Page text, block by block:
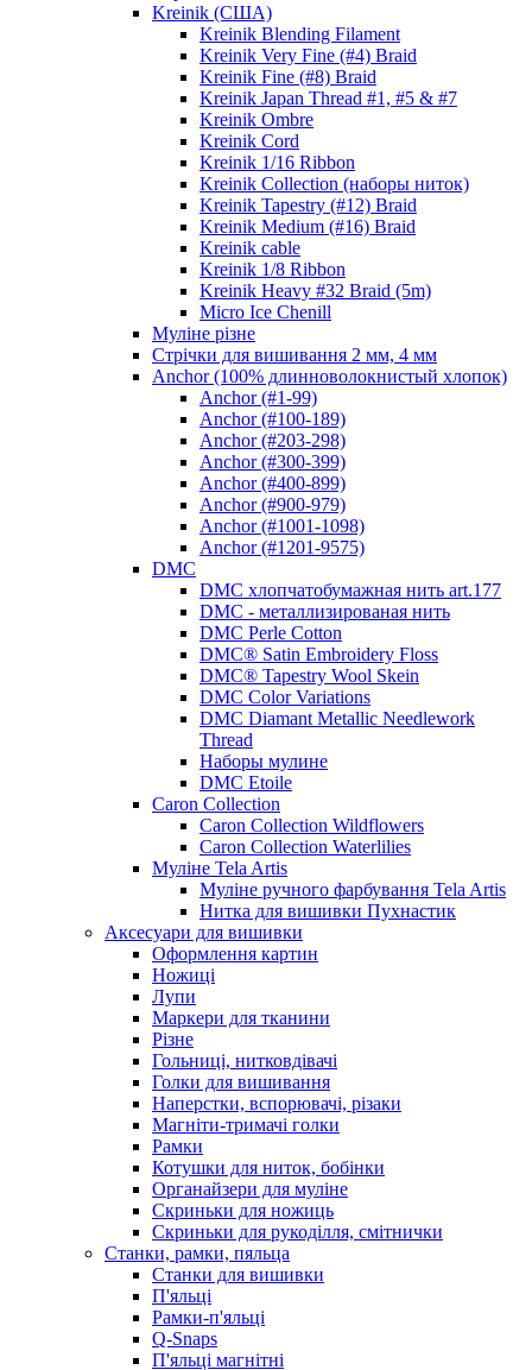
Kreinik (США)
Kreinik Blending Filament
Kreinik Very Fine (#4) Braid
Kreinik Fine (#8) Braid
Kreinik Japan Thread #1, #5 & #7
Kreinik Ombre
Kreinik Cord
Kreinik 1/16 Ribbon
Kreinik Collection (наборы ниток)
Kreinik Tapestry (#12) Braid
Kreinik Medium (#16) Braid
Kreinik cable
Kreinik 1/8 Ribbon
Kreinik Heavy #32 Braid (5m)
Micro Ice Chenill
Муліне різне
Стрічки для вишивання 2 мм, 4 мм
Anchor (100% длинноволокнистый хлопок)
Anchor (#1-99)
Anchor (#100-189)
Anchor (#203-298)
Anchor (#300-399)
Anchor (#400-899)
Anchor (#900-979)
Anchor (#1001-1098)
Anchor (#1201-9575)
DMC
DMC хлопчатобумажная нить art.177
DMC - металлизированая нить
DMC Perle Cotton
DMC® Satin Embroidery Floss
DMC® Tapestry Wool Skein
DMC Color Variations
DMC Diamant Metallic Needlework
Thread
Наборы мулине
DMC Etoile
Caron Collection
Caron Collection Wildflowers
Caron Collection Waterlilies
Муліне Tela Artis
Муліне ручного фарбування Tela Artis
Нитка для вишивки Пухнастик
Аксесуари для вишивки
Оформлення картин
Ножиці
Лупи
Маркери для тканини
Різне
Гольниці, нитковдівачі
Голки для вишивання
Наперстки, вспорювачі, різаки
Магніти-тримачі голки
Рамки
Котушки для ниток, бобінки
Органайзери для муліне
Скриньки для ножиць
Скриньки для рукоділля, смітнички
Станки, рамки, пяльца
Станки для вишивки
П'яльці
Рамки-п'яльці
Q-Snaps
П'яльці магнітні